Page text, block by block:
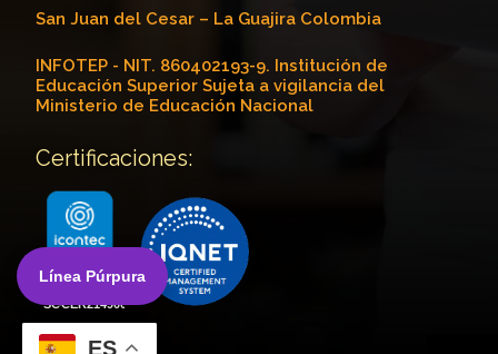
San Juan del Cesar – La Guajira Colombia
INFOTEP - NIT. 860402193-9. Institución de
Educación Superior Sujeta a vigilancia del
Ministerio de Educación Nacional
Certificaciones:
ES
Línea Púrpura